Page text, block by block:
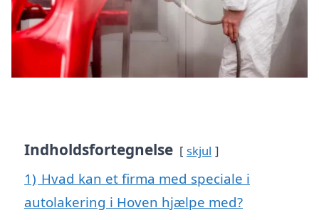
Indholdsfortegnelse skjul
1) Hvad kan et firma med speciale i
autolakering i Hoven hjælpe med?